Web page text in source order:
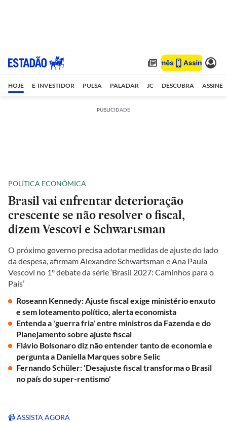
HOJE E-INVESTIDOR PULSA PALADAR JC DESCUBRA ASSINE
PUBLICIDADE
POLÍTICA ECONÔMICA
Brasil vai enfrentar deterioração
crescente se não resolver o fiscal,
dizem Vescovi e Schwartsman
O próximo governo precisa adotar medidas de ajuste do lado
da despesa, afirmam Alexandre Schwartsman e Ana Paula
Vescovi no 1º debate da série ‘Brasil 2027: Caminhos para o
País’
Roseann Kennedy: Ajuste fiscal exige ministério enxuto
e sem loteamento político, alerta economista
Entenda a 'guerra fria' entre ministros da Fazenda e do
Planejamento sobre ajuste fiscal
Flávio Bolsonaro diz não entender tanto de economia e
pergunta a Daniella Marques sobre Selic
Fernando Schüler: 'Desajuste fiscal transforma o Brasil
no país do super-rentismo'
📹 ASSISTA AGORA